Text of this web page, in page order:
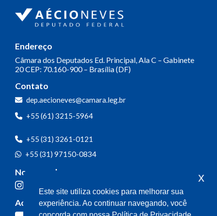
Endereço
Câmara dos Deputados Ed. Principal, Ala C – Gabinete
20CEP: 70.160-900 – Brasília (DF)
Contato
dep.aecioneves@camara.leg.br
+55 (61) 3215-5964
+55 (31) 3261-0121
+55 (31) 97150-0834
Nossas redes
Acompanhe o meu mandato
Olá! Seja bem-vindo(a).
com o gabinete do Deputado Aécio
Neves.
para nós!
Ao clicar para iniciar o contato pelo WhatsApp, você
concorda que seus dados serão utilizados exclusivamente
para atendimento relacionado às demandas, sugestões ou
Este site utiliza cookies para melhorar sua
experiência. Ao continuar navegando, você
x